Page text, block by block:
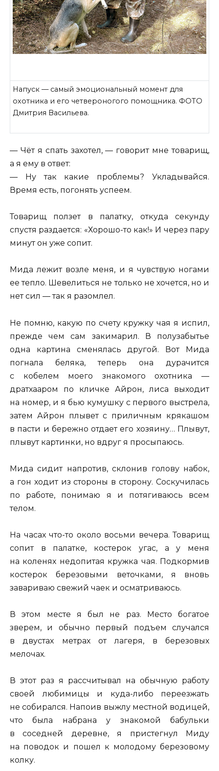
Напуск — самый эмоциональный момент для
охотника и его четвероногого помощника. ФОТО
Дмитрия Васильева.
— Чёт я спать захотел, — говорит мне товарищ,
а я ему в ответ:
— Ну так какие проблемы? Укладывайся.
Время есть, погонять успеем.
Товарищ ползет в палатку, откуда секунду
спустя раздается: «Хорошо-то как!» И через пару
минут он уже сопит.
Мида лежит возле меня, и я чувствую ногами
ее тепло. Шевелиться не только не хочется, но и
нет сил — так я разомлел.
Не помню, какую по счету кружку чая я испил,
прежде чем сам закимарил. В полузабытье
одна картина сменялась другой. Вот Мида
погнала беляка, теперь она дурачится
с кобелем моего знакомого охотника —
дратхааром по кличке Айрон, лиса выходит
на номер, и я бью кумушку с первого выстрела,
затем Айрон плывет с приличным крякашом
в пасти и бережно отдает его хозяину… Плывут,
плывут картинки, но вдруг я просыпаюсь.
Мида сидит напротив, склонив голову набок,
а гон ходит из стороны в сторону. Соскучилась
по работе, понимаю я и потягиваюсь всем
телом.
На часах что-то около восьми вечера. Товарищ
сопит в палатке, костерок угас, а у меня
на коленях недопитая кружка чая. Подкормив
костерок березовыми веточками, я вновь
завариваю свежий чаек и осматриваюсь.
В этом месте я был не раз. Место богатое
зверем, и обычно первый подъем случался
в двустах метрах от лагеря, в березовых
мелочах.
В этот раз я рассчитывал на обычную работу
своей любимицы и куда-либо переезжать
не собирался. Напоив выжлу местной водицей,
что была набрана у знакомой бабульки
в соседней деревне, я пристегнул Миду
на поводок и пошел к молодому березовому
колку.